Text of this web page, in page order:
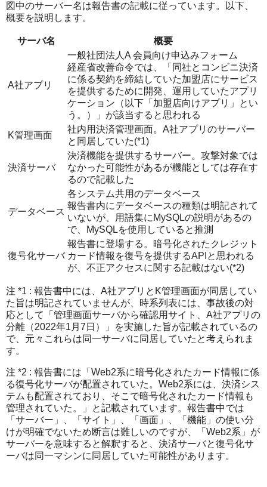
図中のサーバー名は報告書の記載に従っています。以下、
概要を説明します。
サーバ名 概要
A社アプリ
一般社団法人A 会員向け申込みフォーム
経産省改善命令では、「同社とコンビニ決済
に係る契約を締結していた加盟店にサービス
を提供するために開発、運用していたアプリ
ケーション（以下「加盟店向けアプリ」とい
う。）」が該当すると思われる
K管理画面
社内用決済管理画面。A社アプリのサーバー
と同居していた(*1)
決済サーバ
決済機能を提供するサーバー。攻撃対象では
なかった可能性があるが機能としては存在す
るので記載した
データベース
各システム共用のデータベース
報告書内にデータベースの種類は明記されて
いないが、用語集にMySQLの説明があるの
で、MySQLを使用していると推測
復号化サーバ
報告書に登場する。暗号化されたクレジット
カード情報を復号を提供するAPIと思われる
が、不正アクセスに関する記載はない(*2)
注 *1 : 報告書中には、A社アプリとK管理画面が同居してい
た旨は明記されていませんが、時系列表には、事故後の対
応として「管理画面サーバから確認用サイト、A社アプリの
分離（2022年1月7日）」を実施した旨が記載されているの
で、元々これらは同一サーバに同居していたと考えられま
す。
注 *2 : 報告書には「Web2系に暗号化されたカード情報に係
る復号化サーバが配置されていた。Web2系には、決済シス
テムも配置されており、そこで暗号化されたカード情報も
管理されていた。」と記載されています。報告書中では
「サーバー」、「サイト」、「画面」、「機能」の使い分
けが明確でないため断言は難しいのですが、「Web2系」が
サーバーを意味すると解釈すると、決済サーバと復号化サ
ーバは同一マシンに同居していた可能性があります。